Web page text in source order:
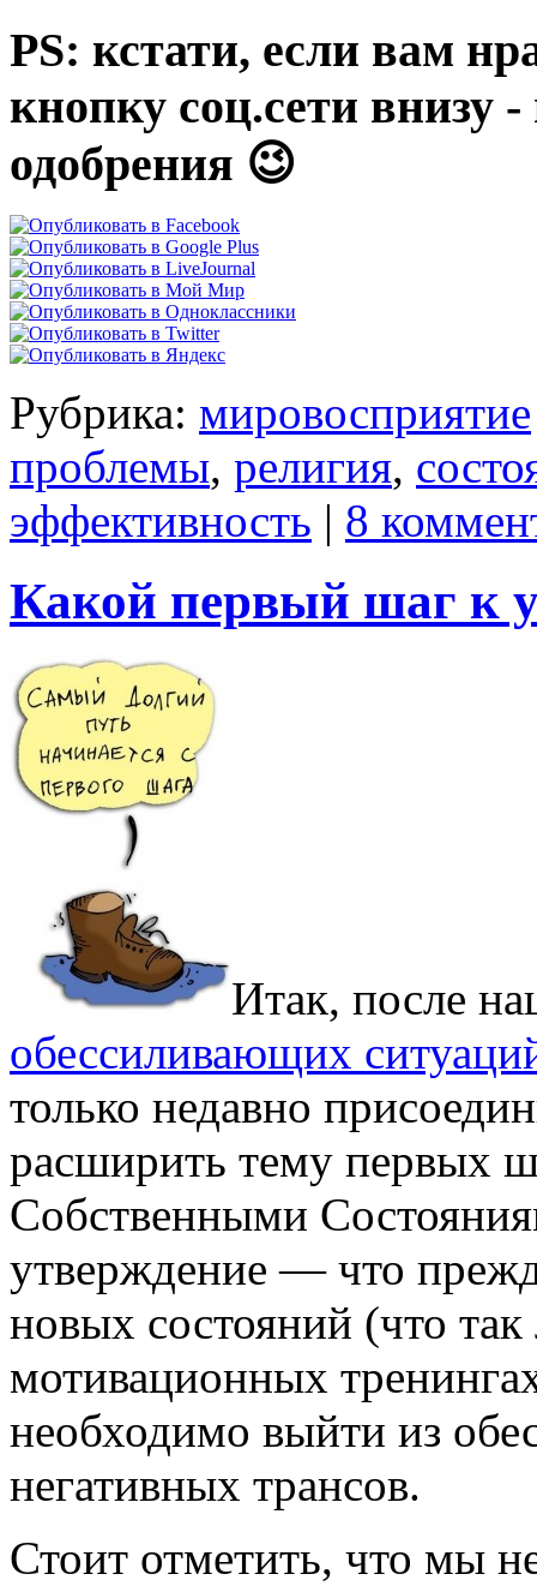
PS: кстати, если вам
кнопку соц.сети внизу
одобрения 😉
Рубрика: мировосприятие
проблемы, религия,
эффективность | 8
Какой первый шаг к
Итак, после
обессиливающих
только недавно
расширить тему первых
Собственными
утверждение — что
новых состояний (что
мотивационных
необходимо выйти из
негативных трансов.
Стоит отметить, что мы